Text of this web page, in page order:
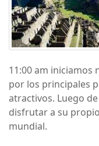
11:00 am iniciamos
por los principales
atractivos. Luego
disfrutar a su
mundial.